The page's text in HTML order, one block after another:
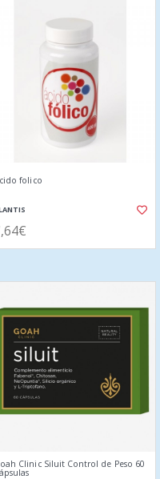
folico
Clinic Siluit Control de Peso 60